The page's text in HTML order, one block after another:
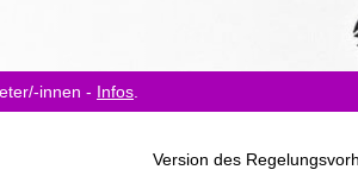
innen - Infos
Version des